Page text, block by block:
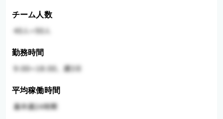
チーム人数
勤務時間
平均稼働時間